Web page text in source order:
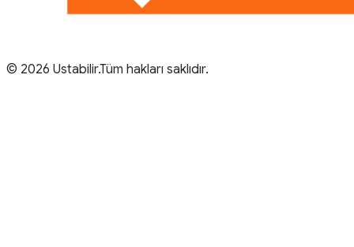
© 2026 Ustabilir.Tüm hakları saklıdır.